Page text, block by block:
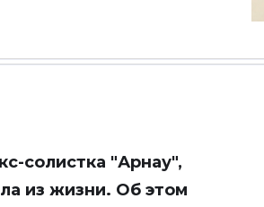
солистка "Арнау",
из жизни. Об этом